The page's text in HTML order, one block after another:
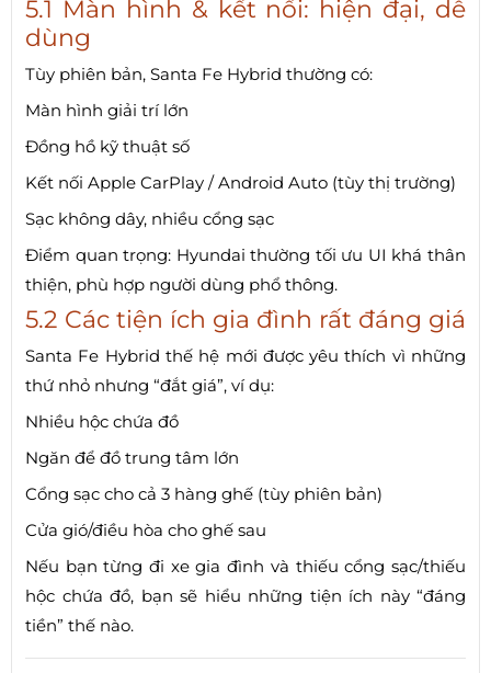
5.1 Màn hình & kết nối: hiện đại, dễ
dùng
Tùy phiên bản, Santa Fe Hybrid thường có:
Màn hình giải trí lớn
Đồng hồ kỹ thuật số
Kết nối Apple CarPlay / Android Auto (tùy thị trường)
Sạc không dây, nhiều cổng sạc
Điểm quan trọng: Hyundai thường tối ưu UI khá thân
thiện, phù hợp người dùng phổ thông.
5.2 Các tiện ích gia đình rất đáng giá
Santa Fe Hybrid thế hệ mới được yêu thích vì những
thứ nhỏ nhưng “đắt giá”, ví dụ:
Nhiều hộc chứa đồ
Ngăn để đồ trung tâm lớn
Cổng sạc cho cả 3 hàng ghế (tùy phiên bản)
Cửa gió/điều hòa cho ghế sau
Nếu bạn từng đi xe gia đình và thiếu cổng sạc/thiếu
hộc chứa đồ, bạn sẽ hiểu những tiện ích này “đáng
tiền” thế nào.